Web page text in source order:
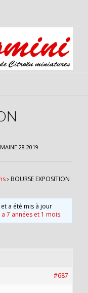
28 2019
› BOURSE EXPOSITION
a été mis à jour
a 7 années et 1 mois.
#687